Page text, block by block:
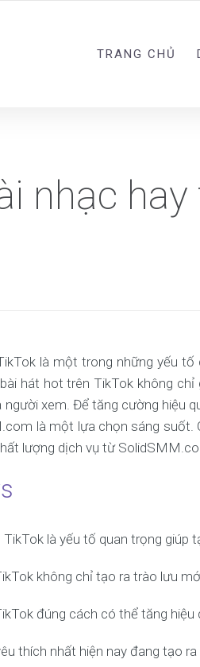
TRANG CHỦ
nhạc
là một trong những yếu
hát hot trên TikTok không
xem. Để tăng cường hiệu
là một lựa chọn sáng suốt.
lượng dịch vụ từ
là yếu tố quan trọng giúp
không chỉ tạo ra trào lưu
đúng cách có thể tăng
thích nhất hiện nay đang tạo